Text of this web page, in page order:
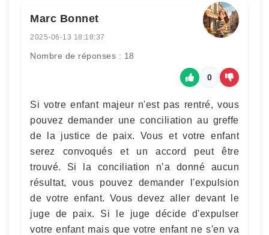
Marc Bonnet
2025-06-13 18:18:37
Nombre de réponses : 18
0
Si votre enfant majeur n'est pas rentré, vous
pouvez demander une conciliation au greffe
de la justice de paix. Vous et votre enfant
serez convoqués et un accord peut être
trouvé. Si la conciliation n’a donné aucun
résultat, vous pouvez demander l'expulsion
de votre enfant. Vous devez aller devant le
juge de paix. Si le juge décide d'expulser
votre enfant mais que votre enfant ne s'en va